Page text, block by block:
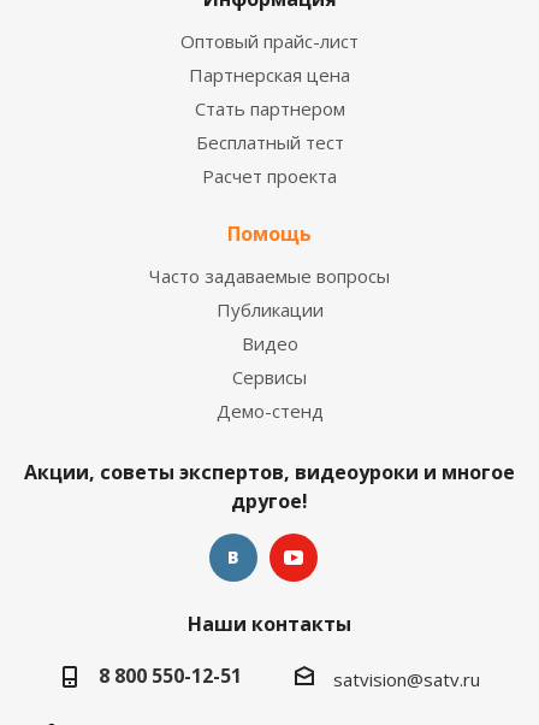
Оптовый прайс-лист
Партнерская цена
Стать партнером
Бесплатный тест
Расчет проекта
Помощь
Часто задаваемые вопросы
Публикации
Видео
Сервисы
Демо-стенд
Акции, советы экспертов, видеоуроки и многое
другое!
Наши контакты
8 800 550-12-51
satvision@satv.ru